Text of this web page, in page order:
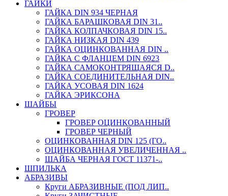
ГАЙКИ
ГАЙКА DIN 934 ЧЕРНАЯ
ГАЙКА БАРАШКОВАЯ DIN 31..
ГАЙКА КОЛПАЧКОВАЯ DIN 15..
ГАЙКА НИЗКАЯ DIN 439
ГАЙКА ОЦИНКОВАННАЯ DIN ..
ГАЙКА С ФЛАНЦЕМ DIN 6923
ГАЙКА САМОКОНТРЯЩАЯСЯ D..
ГАЙКА СОЕДИНИТЕЛЬНАЯ DIN..
ГАЙКА УСОВАЯ DIN 1624
ГАЙКА ЭРИКСОНА
ШАЙБЫ
ГРОВЕР
ГРОВЕР ОЦИНКОВАННЫЙ
ГРОВЕР ЧЕРНЫЙ
ОЦИНКОВАННАЯ DIN 125 (ГО..
ОЦИНКОВАННАЯ УВЕЛИЧЕННАЯ ..
ШАЙБА ЧЕРНАЯ ГОСТ 11371-..
ШПИЛЬКА
АБРАЗИВЫ
Круги АБРАЗИВНЫЕ (ПОД ЛИП..